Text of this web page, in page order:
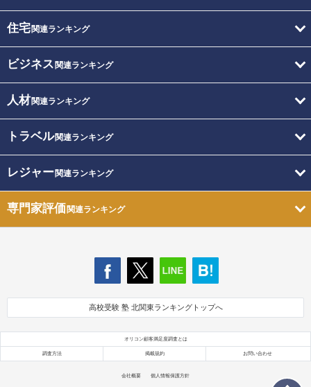
住宅関連ランキング
ビジネス 関連ランキング
人材関連ランキング
トラベル関連ランキング
レジャー関連ランキング
専門家評価関連ランキング
高校受験 塾 北関東ランキングトップへ
オリコン顧客満足度調査とは
調査方法 掲載規約 お問い合わせ
会社概要 個人情報保護方針